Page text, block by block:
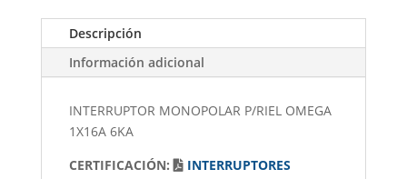
Descripción
Información adicional
INTERRUPTOR MONOPOLAR P/RIEL OMEGA
1X16A 6KA
CERTIFICACIÓN:
INTERRUPTORES